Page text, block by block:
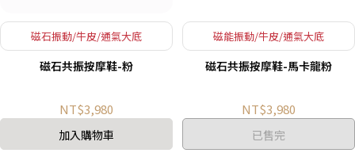
磁石振動/牛皮/通氣大底
磁石共振按摩鞋-粉
NT$3,980
加入購物車
磁能振動/牛皮/通氣大底
磁石共振按摩鞋-馬卡龍粉
NT$3,980
已售完